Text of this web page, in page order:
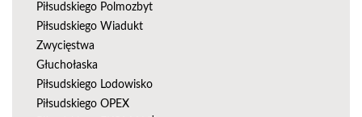
Piłsudskiego Polmozbyt
Piłsudskiego Wiadukt
Zwycięstwa
Głuchołaska
Piłsudskiego Lodowisko
Piłsudskiego OPEX